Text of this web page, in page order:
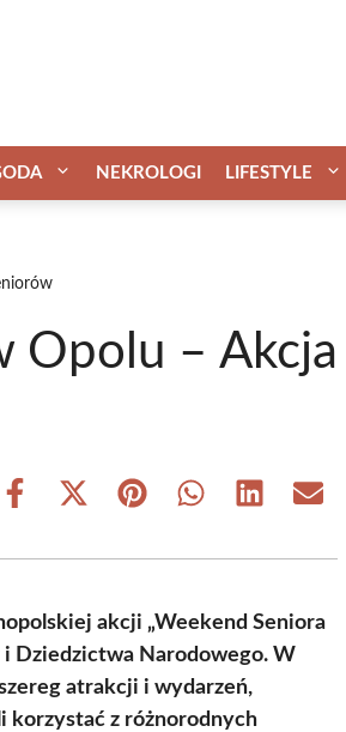
NEKROLOGI LIFESTYLE
Opolu – Akcja
Share
Share
(Twitter)
Share Share Share Share
akcji „Weekend Seniora
Dziedzictwa Narodowego. W
atrakcji i wydarzeń,
korzystać z różnorodnych